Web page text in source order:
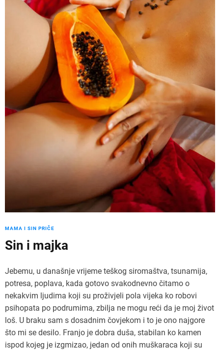
MAMA I SIN PRIČE
Sin i majka
Jebemu, u današnje vrijeme teškog siromaštva, tsunamija,
potresa, poplava, kada gotovo svakodnevno čitamo o
nekakvim ljudima koji su proživjeli pola vijeka ko robovi
psihopata po podrumima, zbilja ne mogu reći da je moj život
loš. U braku sam s dosadnim čovjekom i to je ono najgore
što mi se desilo. Franjo je dobra duša, stabilan ko kamen
ispod kojeg je izgmizao, jedan od onih muškaraca koji su